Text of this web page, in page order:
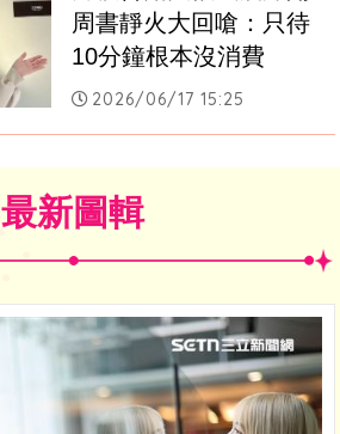
周書靜火大回嗆：只待
10分鐘根本沒消費
2026/06/17 15:25
最新圖輯